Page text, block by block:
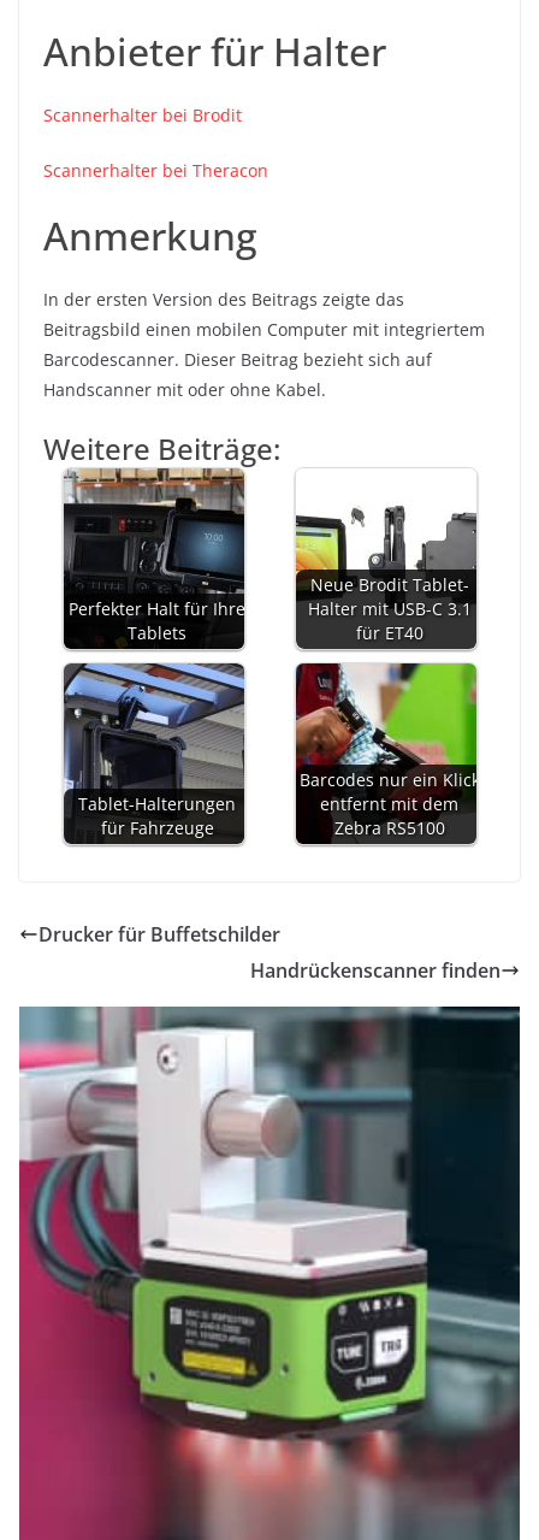
Anbieter für Halter
Scannerhalter bei Brodit
Scannerhalter bei Theracon
Anmerkung
In der ersten Version des Beitrags zeigte das
Beitragsbild einen mobilen Computer mit integriertem
Barcodescanner. Dieser Beitrag bezieht sich auf
Handscanner mit oder ohne Kabel.
Weitere Beiträge:
Perfekter Halt für Ihre
Tablets
Neue Brodit Tablet-
Halter mit USB-C 3.1
für ET40
Tablet-Halterungen
für Fahrzeuge
Barcodes nur ein Klick
entfernt mit dem
Zebra RS5100
Drucker für Buffetschilder
Handrückenscanner finden